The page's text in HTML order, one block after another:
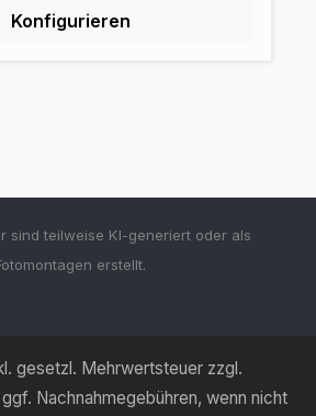
mit Klarlack einbrennlackiert
in gebürsteter
Konfigurieren
sind teilweise KI-generiert oder als
erstellt.
gesetzl. Mehrwertsteuer zzgl.
Nachnahmegebühren, wenn nicht